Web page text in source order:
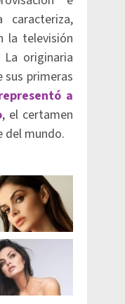
caracteriza,
la televisión
originaria
sus primeras
a
, el certamen
del mundo.